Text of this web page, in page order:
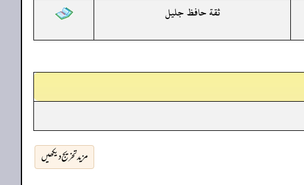
ثقة حافظ جليل
مزید تخریج دیکھیں